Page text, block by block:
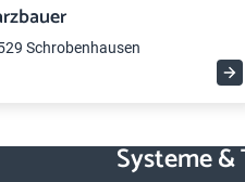
Schrobenhausen
Systeme